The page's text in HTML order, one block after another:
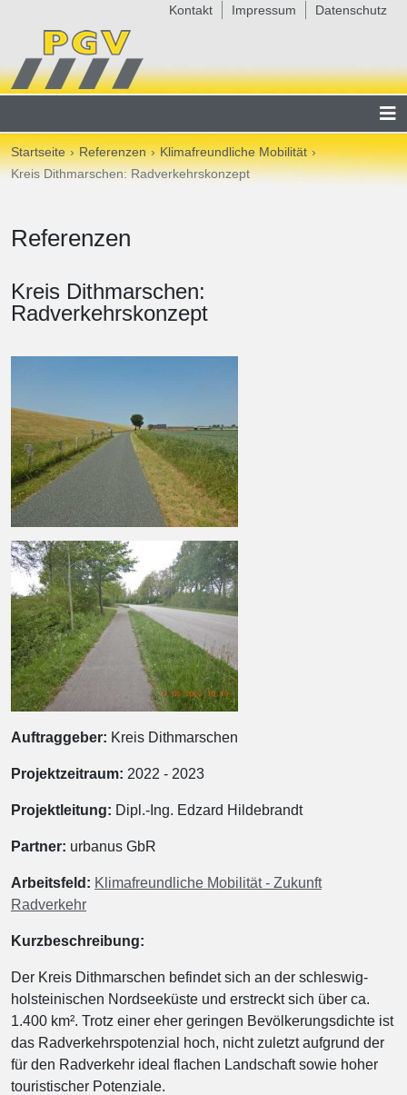
Kontakt Impressum Datenschutz
Startseite Referenzen
Klimafreundliche Mobilität
Kreis Dithmarschen: Radverkehrskonzept
Referenzen
Kreis Dithmarschen:
Radverkehrskonzept
Auftraggeber: Kreis Dithmarschen
Projektzeitraum: 2022 - 2023
Projektleitung: Dipl.-Ing. Edzard Hildebrandt
Partner: urbanus GbR
Arbeitsfeld: Klimafreundliche Mobilität - Zukunft
Radverkehr
Kurzbeschreibung:
Der Kreis Dithmarschen befindet sich an der schleswig-
holsteinischen Nordseeküste und erstreckt sich über ca.
1.400 km². Trotz einer eher geringen Bevölkerungsdichte ist
das Radverkehrspotenzial hoch, nicht zuletzt aufgrund der
für den Radverkehr ideal flachen Landschaft sowie hoher
touristischer Potenziale.